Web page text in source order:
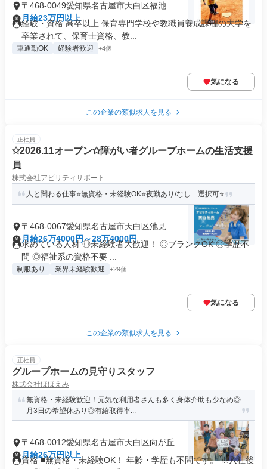
〒468-0049愛知県名古屋市天白区福池
月給23万円以上
経験・資格 高卒以上 保育専門学校や教職員養成課程の大学を
卒業されて、保育士資格、教...
車通勤OK 経験者歓迎 +4個
気になる
この企業の類似求人を見る
正社員
✩2026.11オープン✩障がい者グループホームの生活支援
員
株式会社アビリティサポート
人と関わる仕事⭐無資格・未経験OK⭐夜勤あり/なし 選択可⭐
〒468-0067愛知県名古屋市天白区池見
月給26万4000円～28万4000円
求めている人材 ◎未経験者大歓迎！ ◎ブランクOK ◎学歴不
問 ◎福祉系の資格不要 ...
制服あり 業界未経験歓迎 +29個
気になる
この企業の類似求人を見る
正社員
グループホームの見守りスタッフ
株式会社ほほえみ
無資格・未経験歓迎！元気な利用者さんも多く身体介助も少なめ◎
月3日の希望休あり◎有給取得率...
〒468-0012愛知県名古屋市天白区向が丘
月給26万円以上
資格 ■無資格・未経験OK！ 年齢・学歴も不問です。 ※入社後